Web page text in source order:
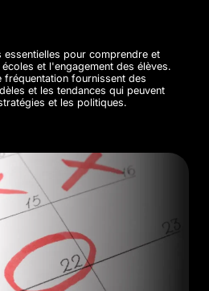
essentielles pour comprendre et
et l'engagement des élèves.
fréquentation fournissent des
et les tendances qui peuvent
et les politiques.